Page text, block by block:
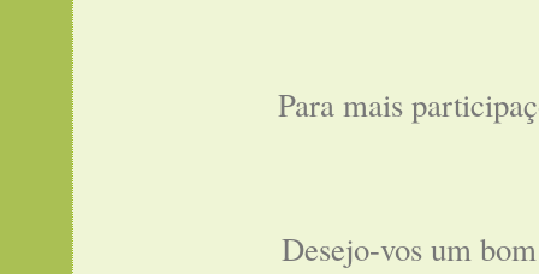
Para mais
Desejo-vos um